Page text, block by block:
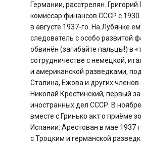
Германии, расстрелян.
комиссар финансов СССР с 1930
в августе 1937-го. На Лубянке
следователь с особо развитой
обвинён (загибайте пальцы!) в
сотрудничестве с немецкой,
и американской разведками,
Сталина, Ежова и других членов
Николай Крестинский, первый
иностранных дел СССР. В
вместе с Гринько акт о приёме
Испании. Арестован в мае 1937
с Троцким и германской